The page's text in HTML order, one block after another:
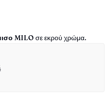
MILO σε εκρού χρώμα.